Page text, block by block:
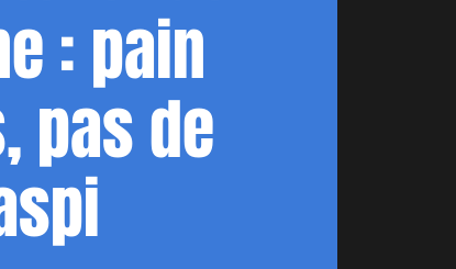
: pain
pas de